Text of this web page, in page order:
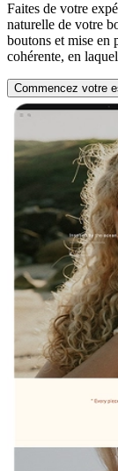
Faites de votre
naturelle de votre
boutons et mise en
cohérente, en
Commencez votre